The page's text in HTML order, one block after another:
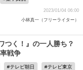
2023/01/04 06:00
小林真一（フリーライター）
つく！』の一人勝ち？
戦争
テレビ朝日 テレビ東京